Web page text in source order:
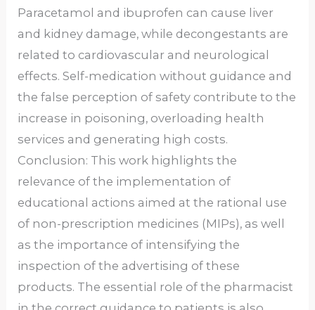
Paracetamol and ibuprofen can cause liver
and kidney damage, while decongestants are
related to cardiovascular and neurological
effects. Self-medication without guidance and
the false perception of safety contribute to the
increase in poisoning, overloading health
services and generating high costs.
Conclusion: This work highlights the
relevance of the implementation of
educational actions aimed at the rational use
of non-prescription medicines (MIPs), as well
as the importance of intensifying the
inspection of the advertising of these
products. The essential role of the pharmacist